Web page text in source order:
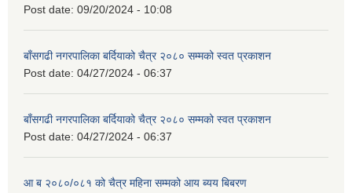
Post date: 09/20/2024 - 10:08
बाँसगढी नगरपालिका बर्दियाको चैत्र २०८० सम्मको स्वत प्रकाशन
Post date: 04/27/2024 - 06:37
बाँसगढी नगरपालिका बर्दियाको चैत्र २०८० सम्मको स्वत प्रकाशन
Post date: 04/27/2024 - 06:37
आ ब २०८०/०८१ को चैत्र महिना सम्मको आय ब्यय बिबरण